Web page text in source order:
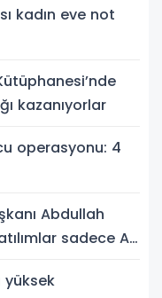
kadın eve not
kazanıyorlar
operasyonu: 4
Abdullah
sadece AK
yüksek